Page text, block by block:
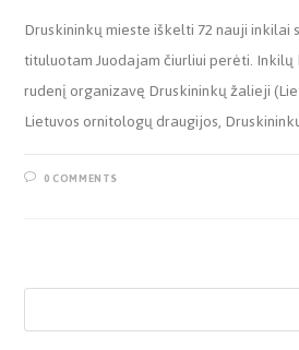
Druskininkų mieste iškelti 72 nauji
tituluotam Juodajam čiurliui perėti.
rudenį organizavę Druskininkų žalieji
Lietuvos ornitologų draugijos,
0 COMMENTS